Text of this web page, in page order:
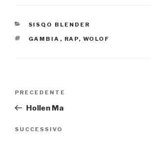
CATEGORIE
SISQO BLENDER
TAG
GAMBIA , RAP, WOLOF
Articolo
precedente:
PRECEDENTE
Hollen Ma
Articolo
SUCCESSIVO